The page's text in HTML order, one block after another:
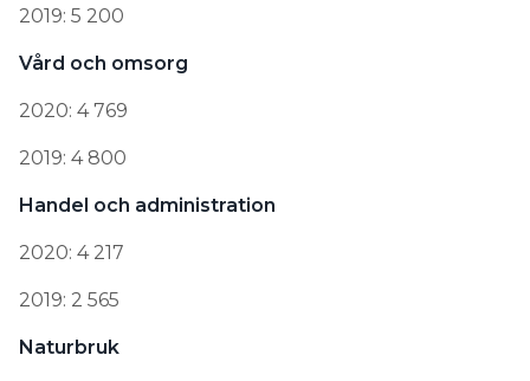
2019: 5 200
Vård och omsorg
2020: 4 769
2019: 4 800
Handel och administration
2020: 4 217
2019: 2 565
Naturbruk